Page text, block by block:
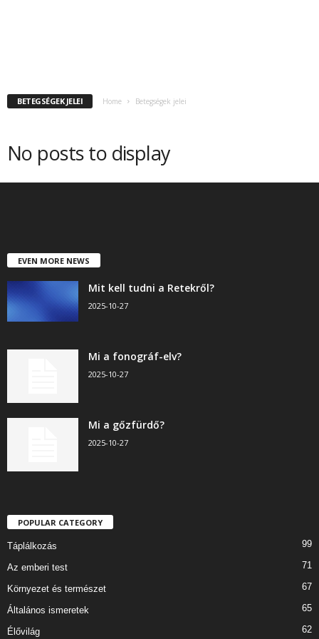
BETEGSÉGEK JELEI Home Betegségek jelei
No posts to display
EVEN MORE NEWS
Mit kell tudni a Retekről?
2025-10-27
Mi a fonográf-elv?
2025-10-27
Mi a gőzfürdő?
2025-10-27
POPULAR CATEGORY
Táplálkozás 99
Az emberi test 71
Környezet és természet 67
Általános ismeretek 65
Élővilág 62